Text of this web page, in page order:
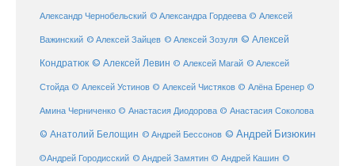
Александр Чернобельский © Александра Гордеева © Алексей
Важинский © Алексей Зайцев © Алексей Зозуля © Алексей
Кондратюк © Алексей Левин © Алексей Магай © Алексей
Стойда © Алексей Устинов © Алексей Чистяков © Алёна Бренер ©
Амина Черниченко © Анастасия Диодорова © Анастасия Соколова
© Анатолий Белощин © Андрей Бессонов © Андрей Бизюкин
©Андрей Городисский © Андрей Замятин © Андрей Кашин ©